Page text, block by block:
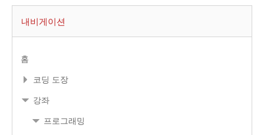
내비게이션
홈
코딩 도장
강좌
프로그래밍